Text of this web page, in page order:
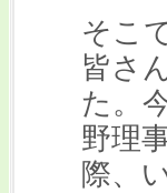
そこ
皆さ
た。
野理
際、